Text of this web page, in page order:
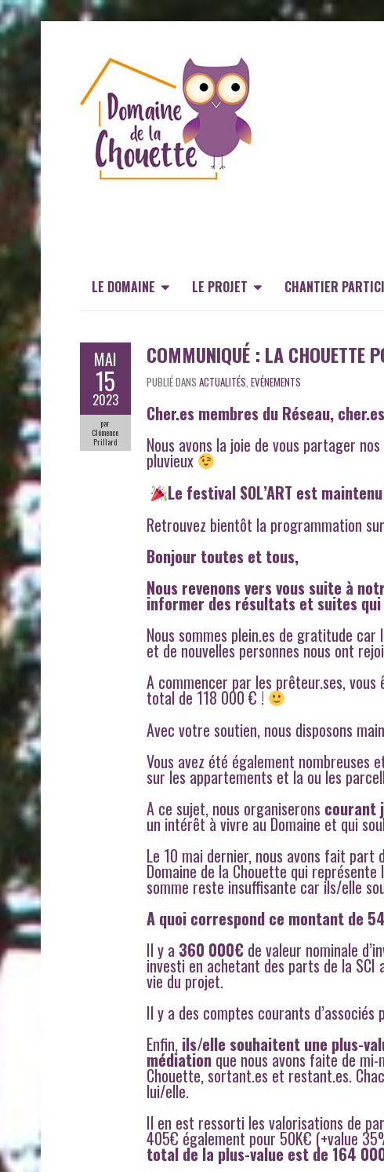
LE DOMAINE LE PROJET CHANTIER
MAI
15
2023
par
Clémence
Prillard
COMMUNIQUÉ : LA CHOUETTE
PUBLIÉ DANS ACTUALITÉS EVÉNEMENTS
Cher.es membres du Réseau,
Nous avons la joie de vous partager
pluvieux
Le festival SOL’ART est
Retrouvez bientôt la programmation
Bonjour toutes et tous,
Nous revenons vers vous suite à
informer des résultats et suites
Nous sommes plein.es de gratitude
et de nouvelles personnes nous ont
A commencer par les prêteur.ses,
total de 118 000 € !
Avec votre soutien, nous disposons
Vous avez été également nombreuses
sur les appartements et la ou les
A ce sujet, nous organiserons courant
un intérêt à vivre au Domaine et qui
Le 10 mai dernier, nous avons fait part
Domaine de la Chouette qui
somme reste insuffisante car ils/elle
A quoi correspond ce montant de
Il y a 360 000€de valeur nominale
investi en achetant des parts de la SCI
vie du projet.
Il y a des comptes courants d’associés
Enfin,ils/elle souhaitent une plus-
médiationque nous avons faite de mi-
Chouette, sortant.es et restant.es.
lui/elle.
Il en est ressorti les valorisations de
405€ également pour 50K€ (+value
total de la plus-value est de 164